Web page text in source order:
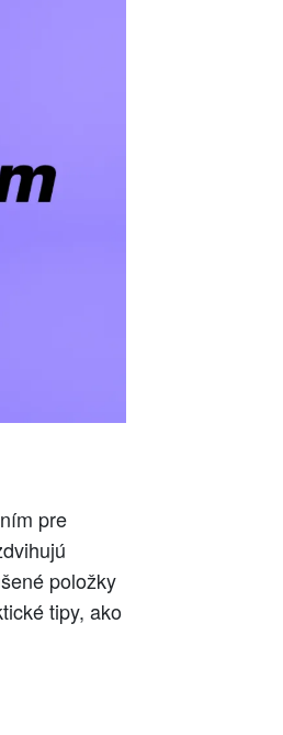
pre
položky
tipy, ako